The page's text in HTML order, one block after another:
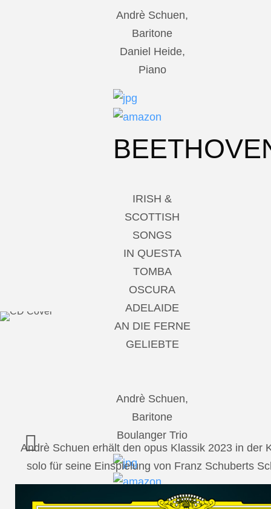
Andrè Schuen,
Baritone
Daniel Heide,
Piano
IRISH &
SCOTTISH
SONGS
IN QUESTA
TOMBA
OSCURA
ADELAIDE
AN DIE FERNE
GELIEBTE
Andrè Schuen,
Baritone
Boulanger Trio
Andrè Schuen erhält den opus Klassik 2023 in der
solo für seine Einspielung von Franz Schuberts